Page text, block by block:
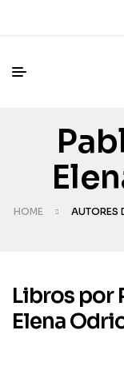
HOME AUTORES
Libros por
Elena